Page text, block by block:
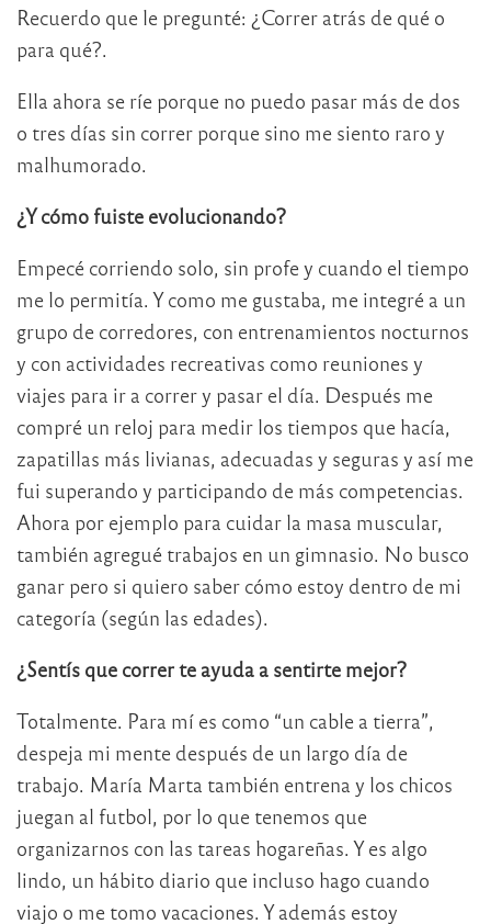
Recuerdo que le pregunté: ¿Correr atrás de qué o
para qué?.
Ella ahora se ríe porque no puedo pasar más de dos
o tres días sin correr porque sino me siento raro y
malhumorado.
¿Y cómo fuiste evolucionando?
Empecé corriendo solo, sin profe y cuando el tiempo
me lo permitía. Y como me gustaba, me integré a un
grupo de corredores, con entrenamientos nocturnos
y con actividades recreativas como reuniones y
viajes para ir a correr y pasar el día. Después me
compré un reloj para medir los tiempos que hacía,
zapatillas más livianas, adecuadas y seguras y así me
fui superando y participando de más competencias.
Ahora por ejemplo para cuidar la masa muscular,
también agregué trabajos en un gimnasio. No busco
ganar pero si quiero saber cómo estoy dentro de mi
categoría (según las edades).
¿Sentís que correr te ayuda a sentirte mejor?
Totalmente. Para mí es como “un cable a tierra”,
despeja mi mente después de un largo día de
trabajo. María Marta también entrena y los chicos
juegan al futbol, por lo que tenemos que
organizarnos con las tareas hogareñas. Y es algo
lindo, un hábito diario que incluso hago cuando
viajo o me tomo vacaciones. Y además estoy